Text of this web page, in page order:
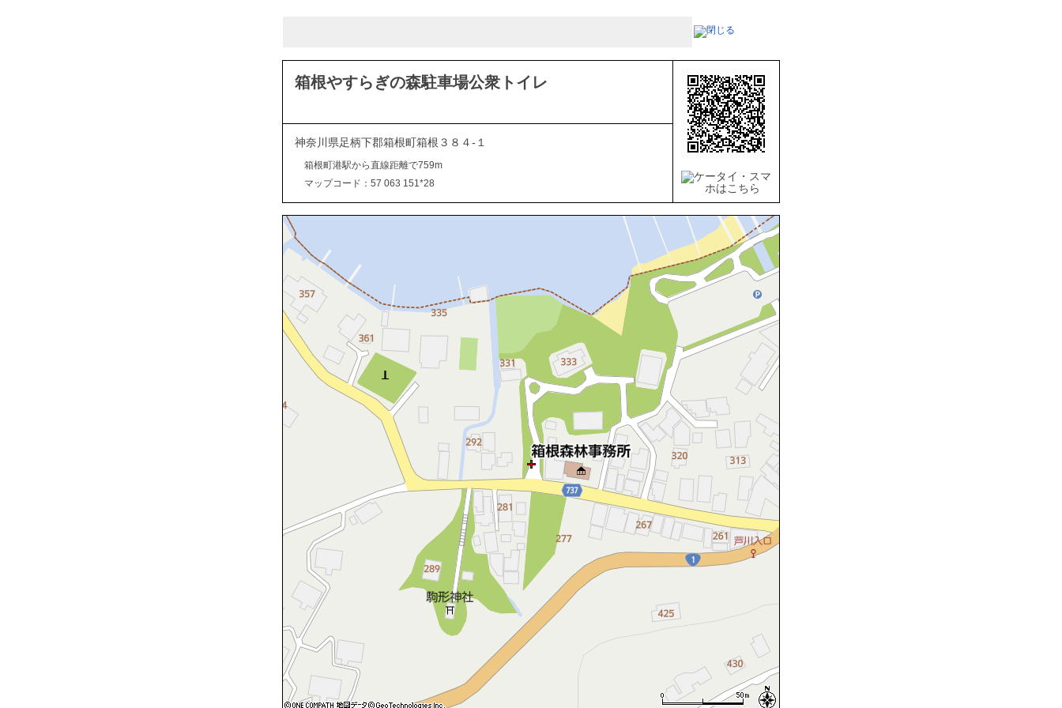
箱根やすらぎの森駐車場公衆トイレ
神奈川県足柄下郡箱根町箱根３８４-１
箱根町港駅から直線距離で759m
マップコード：57 063 151*28